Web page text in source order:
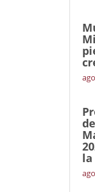
la